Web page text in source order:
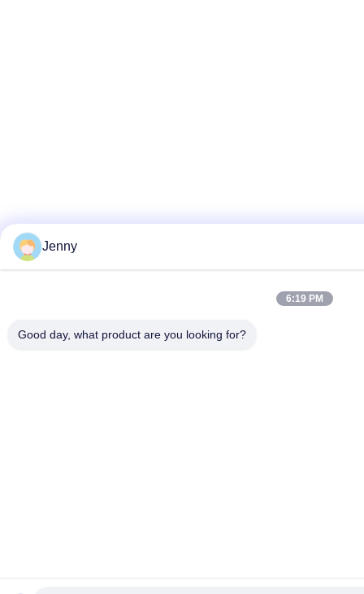
Jenny
6:19 PM
Good day, what product are you looking for?